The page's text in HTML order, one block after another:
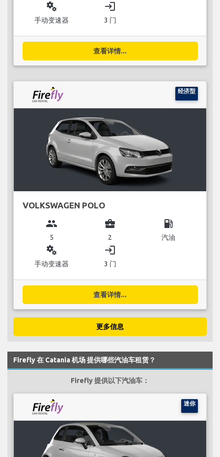
miscellaneous_services
手动变速器
login
3 门
查看详情...
经济型
VOLKSWAGEN POLO
group
5
business_center
2
local_gas_station
汽油
miscellaneous_services
手动变速器
login
3 门
查看详情...
更多信息
Firefly 在 Catania 机场 提供哪些汽油车租赁？
Firefly 提供以下汽油车：
迷你